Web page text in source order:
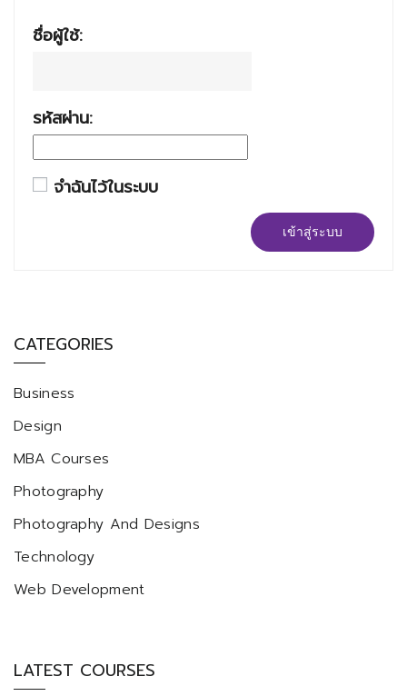
ชื่อผู้ใช้:
รหัสผ่าน:
จำฉันไว้ในระบบ
เข้าสู่ระบบ
CATEGORIES
Business
Design
MBA Courses
Photography
Photography And Designs
Technology
Web Development
LATEST COURSES